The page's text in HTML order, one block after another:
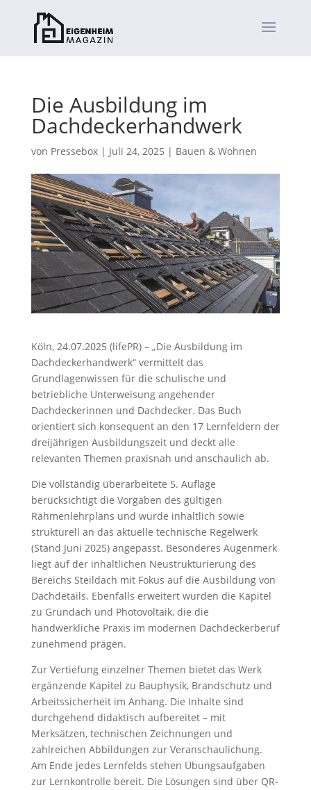
Die Ausbildung im
Dachdeckerhandwerk
von Pressebox| Juli 24, 2025 | Bauen & Wohnen
Köln, 24.07.2025 (lifePR) – „Die Ausbildung im
Dachdeckerhandwerk“ vermittelt das
Grundlagenwissen für die schulische und
betriebliche Unterweisung angehender
Dachdeckerinnen und Dachdecker. Das Buch
orientiert sich konsequent an den 17 Lernfeldern der
dreijährigen Ausbildungszeit und deckt alle
relevanten Themen praxisnah und anschaulich ab.
Die vollständig überarbeitete 5. Auflage
berücksichtigt die Vorgaben des gültigen
Rahmenlehrplans und wurde inhaltlich sowie
strukturell an das aktuelle technische Regelwerk
(Stand Juni 2025) angepasst. Besonderes Augenmerk
liegt auf der inhaltlichen Neustrukturierung des
Bereichs Steildach mit Fokus auf die Ausbildung von
Dachdetails. Ebenfalls erweitert wurden die Kapitel
zu Gründach und Photovoltaik, die die
handwerkliche Praxis im modernen Dachdeckerberuf
zunehmend prägen.
Zur Vertiefung einzelner Themen bietet das Werk
ergänzende Kapitel zu Bauphysik, Brandschutz und
Arbeitssicherheit im Anhang. Die Inhalte sind
durchgehend didaktisch aufbereitet – mit
Merksätzen, technischen Zeichnungen und
zahlreichen Abbildungen zur Veranschaulichung.
Am Ende jedes Lernfelds stehen Übungsaufgaben
zur Lernkontrolle bereit. Die Lösungen sind über QR-